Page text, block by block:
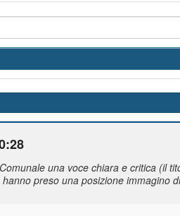
una voce chiara e critica (il
preso una posizione immagino